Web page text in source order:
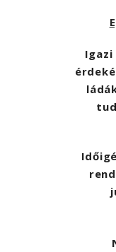
Igazi